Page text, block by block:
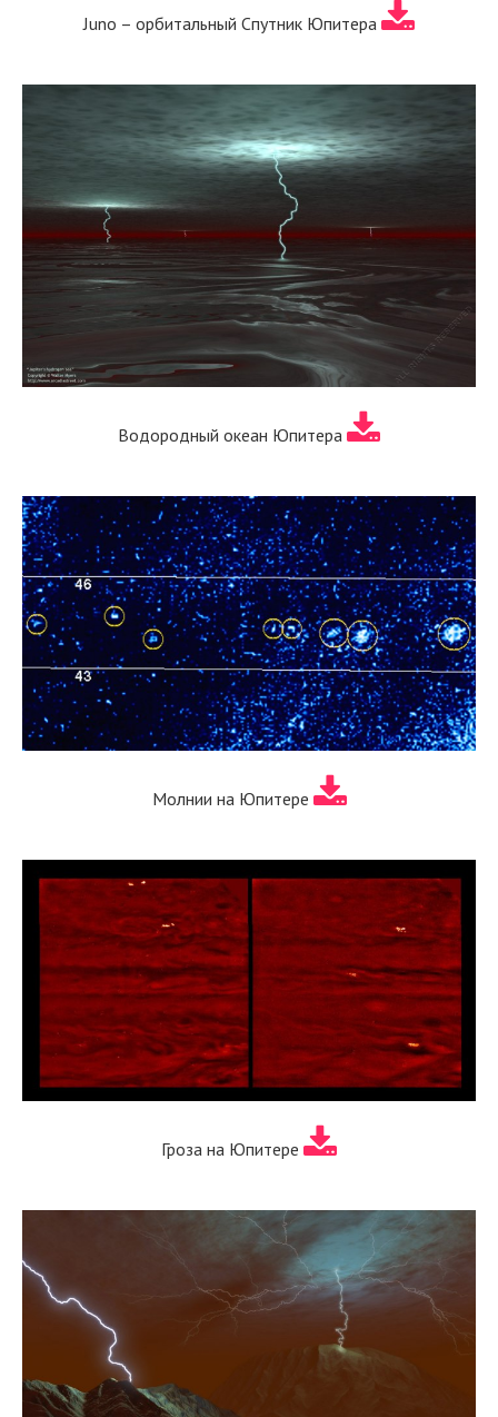
Juno – орбитальный Спутник Юпитера
Водородный океан Юпитера
Молнии на Юпитере
Гроза на Юпитере